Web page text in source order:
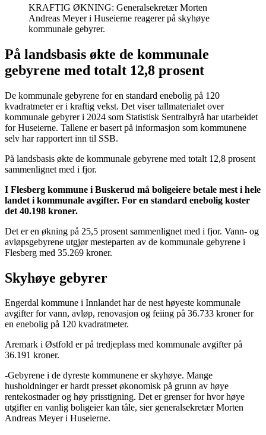
KRAFTIG ØKNING: Generalsekretær Morten
Andreas Meyer i Huseierne reagerer på skyhøye
kommunale gebyrer.
På landsbasis økte de kommunale
gebyrene med totalt 12,8 prosent
De kommunale gebyrene for en standard enebolig på 120
kvadratmeter er i kraftig vekst. Det viser tallmaterialet over
kommunale gebyrer i 2024 som Statistisk Sentralbyrå har utarbeidet
for Huseierne. Tallene er basert på informasjon som kommunene
selv har rapportert inn til SSB.
På landsbasis økte de kommunale gebyrene med totalt 12,8 prosent
sammenlignet med i fjor.
I Flesberg kommune i Buskerud må boligeiere betale mest i hele
landet i kommunale avgifter. For en standard enebolig koster
det 40.198 kroner.
Det er en økning på 25,5 prosent sammenlignet med i fjor. Vann- og
avløpsgebyrene utgjør mesteparten av de kommunale gebyrene i
Flesberg med 35.269 kroner.
Skyhøye gebyrer
Engerdal kommune i Innlandet har de nest høyeste kommunale
avgifter for vann, avløp, renovasjon og feiing på 36.733 kroner for
en enebolig på 120 kvadratmeter.
Aremark i Østfold er på tredjeplass med kommunale avgifter på
36.191 kroner.
-Gebyrene i de dyreste kommunene er skyhøye. Mange
husholdninger er hardt presset økonomisk på grunn av høye
rentekostnader og høy prisstigning. Det er grenser for hvor høye
utgifter en vanlig boligeier kan tåle, sier generalsekretær Morten
Andreas Meyer i Huseierne.